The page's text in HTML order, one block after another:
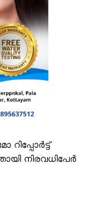
നിരവധിപേർ